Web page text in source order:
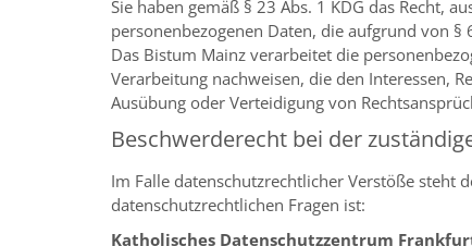
Sie haben gemäß § 23 Abs. 1 KDG das Recht,
personenbezogenen Daten, die aufgrund von
Das Bistum Mainz verarbeitet die
Verarbeitung nachweisen, die den Interessen,
Ausübung oder Verteidigung von
Beschwerderecht bei der
Im Falle datenschutzrechtlicher Verstöße steht
datenschutzrechtlichen Fragen ist:
Katholisches Datenschutzzentrum